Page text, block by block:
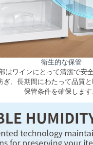
衛生的な保管
はワインにとって清潔で安
ぎ、長期間にわたって品質
保管条件を確保します